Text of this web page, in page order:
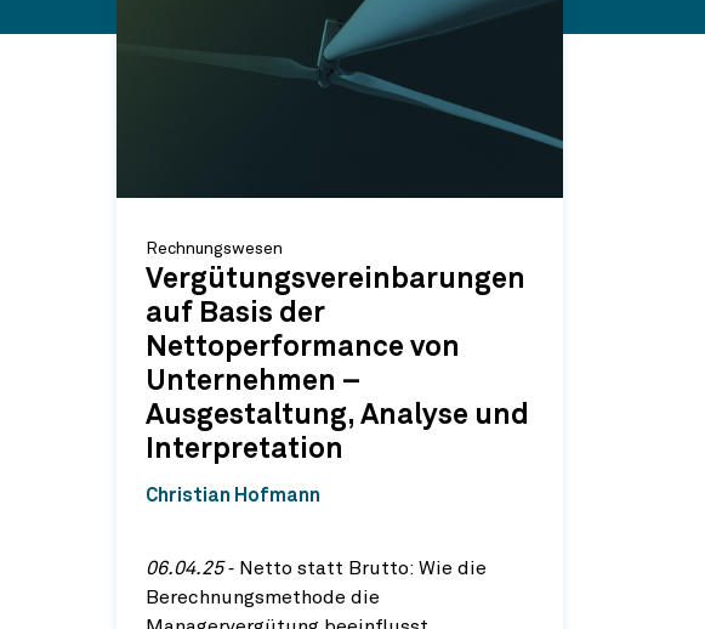
Rechnungswesen
Vergütungsvereinbarungen
auf Basis der
Nettoperformance von
Unternehmen –
Ausgestaltung, Analyse und
Interpretation
Christian Hofmann
06.04.25‐ Netto statt Brutto: Wie die
Berechnungsmethode die